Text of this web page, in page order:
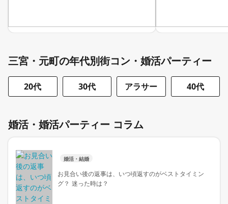
三宮・元町の年代別街コン・婚活パーティー
20代 30代 アラサー 40代
婚活・婚活パーティー コラム
婚活・結婚
お見合い後の返事は、いつ頃返すのがベストタイミン
グ？ 迷った時は？